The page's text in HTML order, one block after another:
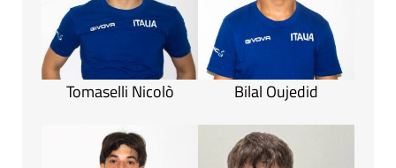
Tomaselli Nicolò Bilal Oujedid